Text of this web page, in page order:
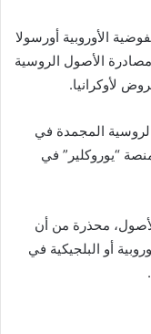
الأوروبية أورسولا
مصادرة الأصول الروسية
لأوكرانيا.
المجمدة في
يورو – في منصة “يوروكلير” في
محذرة من أن
أو البلجيكية في